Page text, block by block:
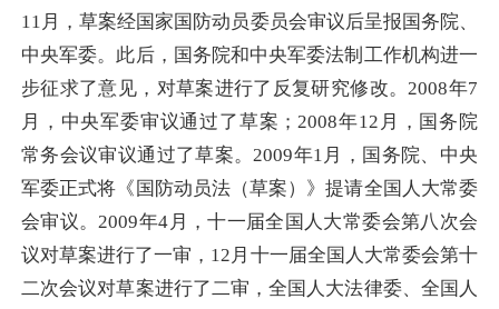
11月，草案经国家国防动员委员会审议后呈报国务院、
中央军委。此后，国务院和中央军委法制工作机构进一
步征求了意见，对草案进行了反复研究修改。2008年7
月，中央军委审议通过了草案；2008年12月，国务院
常务会议审议通过了草案。2009年1月，国务院、中央
军委正式将《国防动员法（草案）》提请全国人大常委
会审议。2009年4月，十一届全国人大常委会第八次会
议对草案进行了一审，12月十一届全国人大常委会第十
二次会议对草案进行了二审，全国人大法律委、全国人